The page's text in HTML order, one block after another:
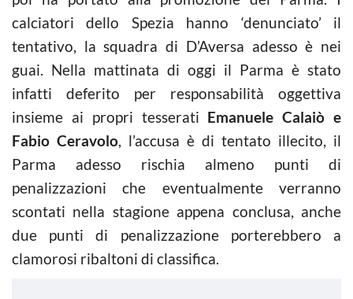
calciatori dello Spezia hanno ‘denunciato’ il
tentativo, la squadra di D’Aversa adesso è nei
guai. Nella mattinata di oggi il Parma è stato
infatti deferito per responsabilità oggettiva
insieme ai propri tesserati Emanuele Calaiò e
Fabio Ceravolo, l’accusa è di tentato illecito, il
Parma adesso rischia almeno punti di
penalizzazioni che eventualmente verranno
scontati nella stagione appena conclusa, anche
due punti di penalizzazione porterebbero a
clamorosi ribaltoni di classifica.